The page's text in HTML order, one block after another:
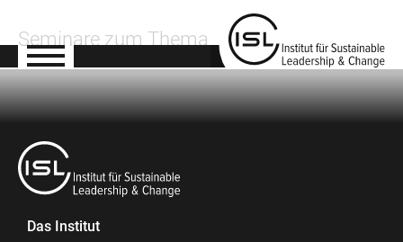
Seminare zum Thema
Das Institut